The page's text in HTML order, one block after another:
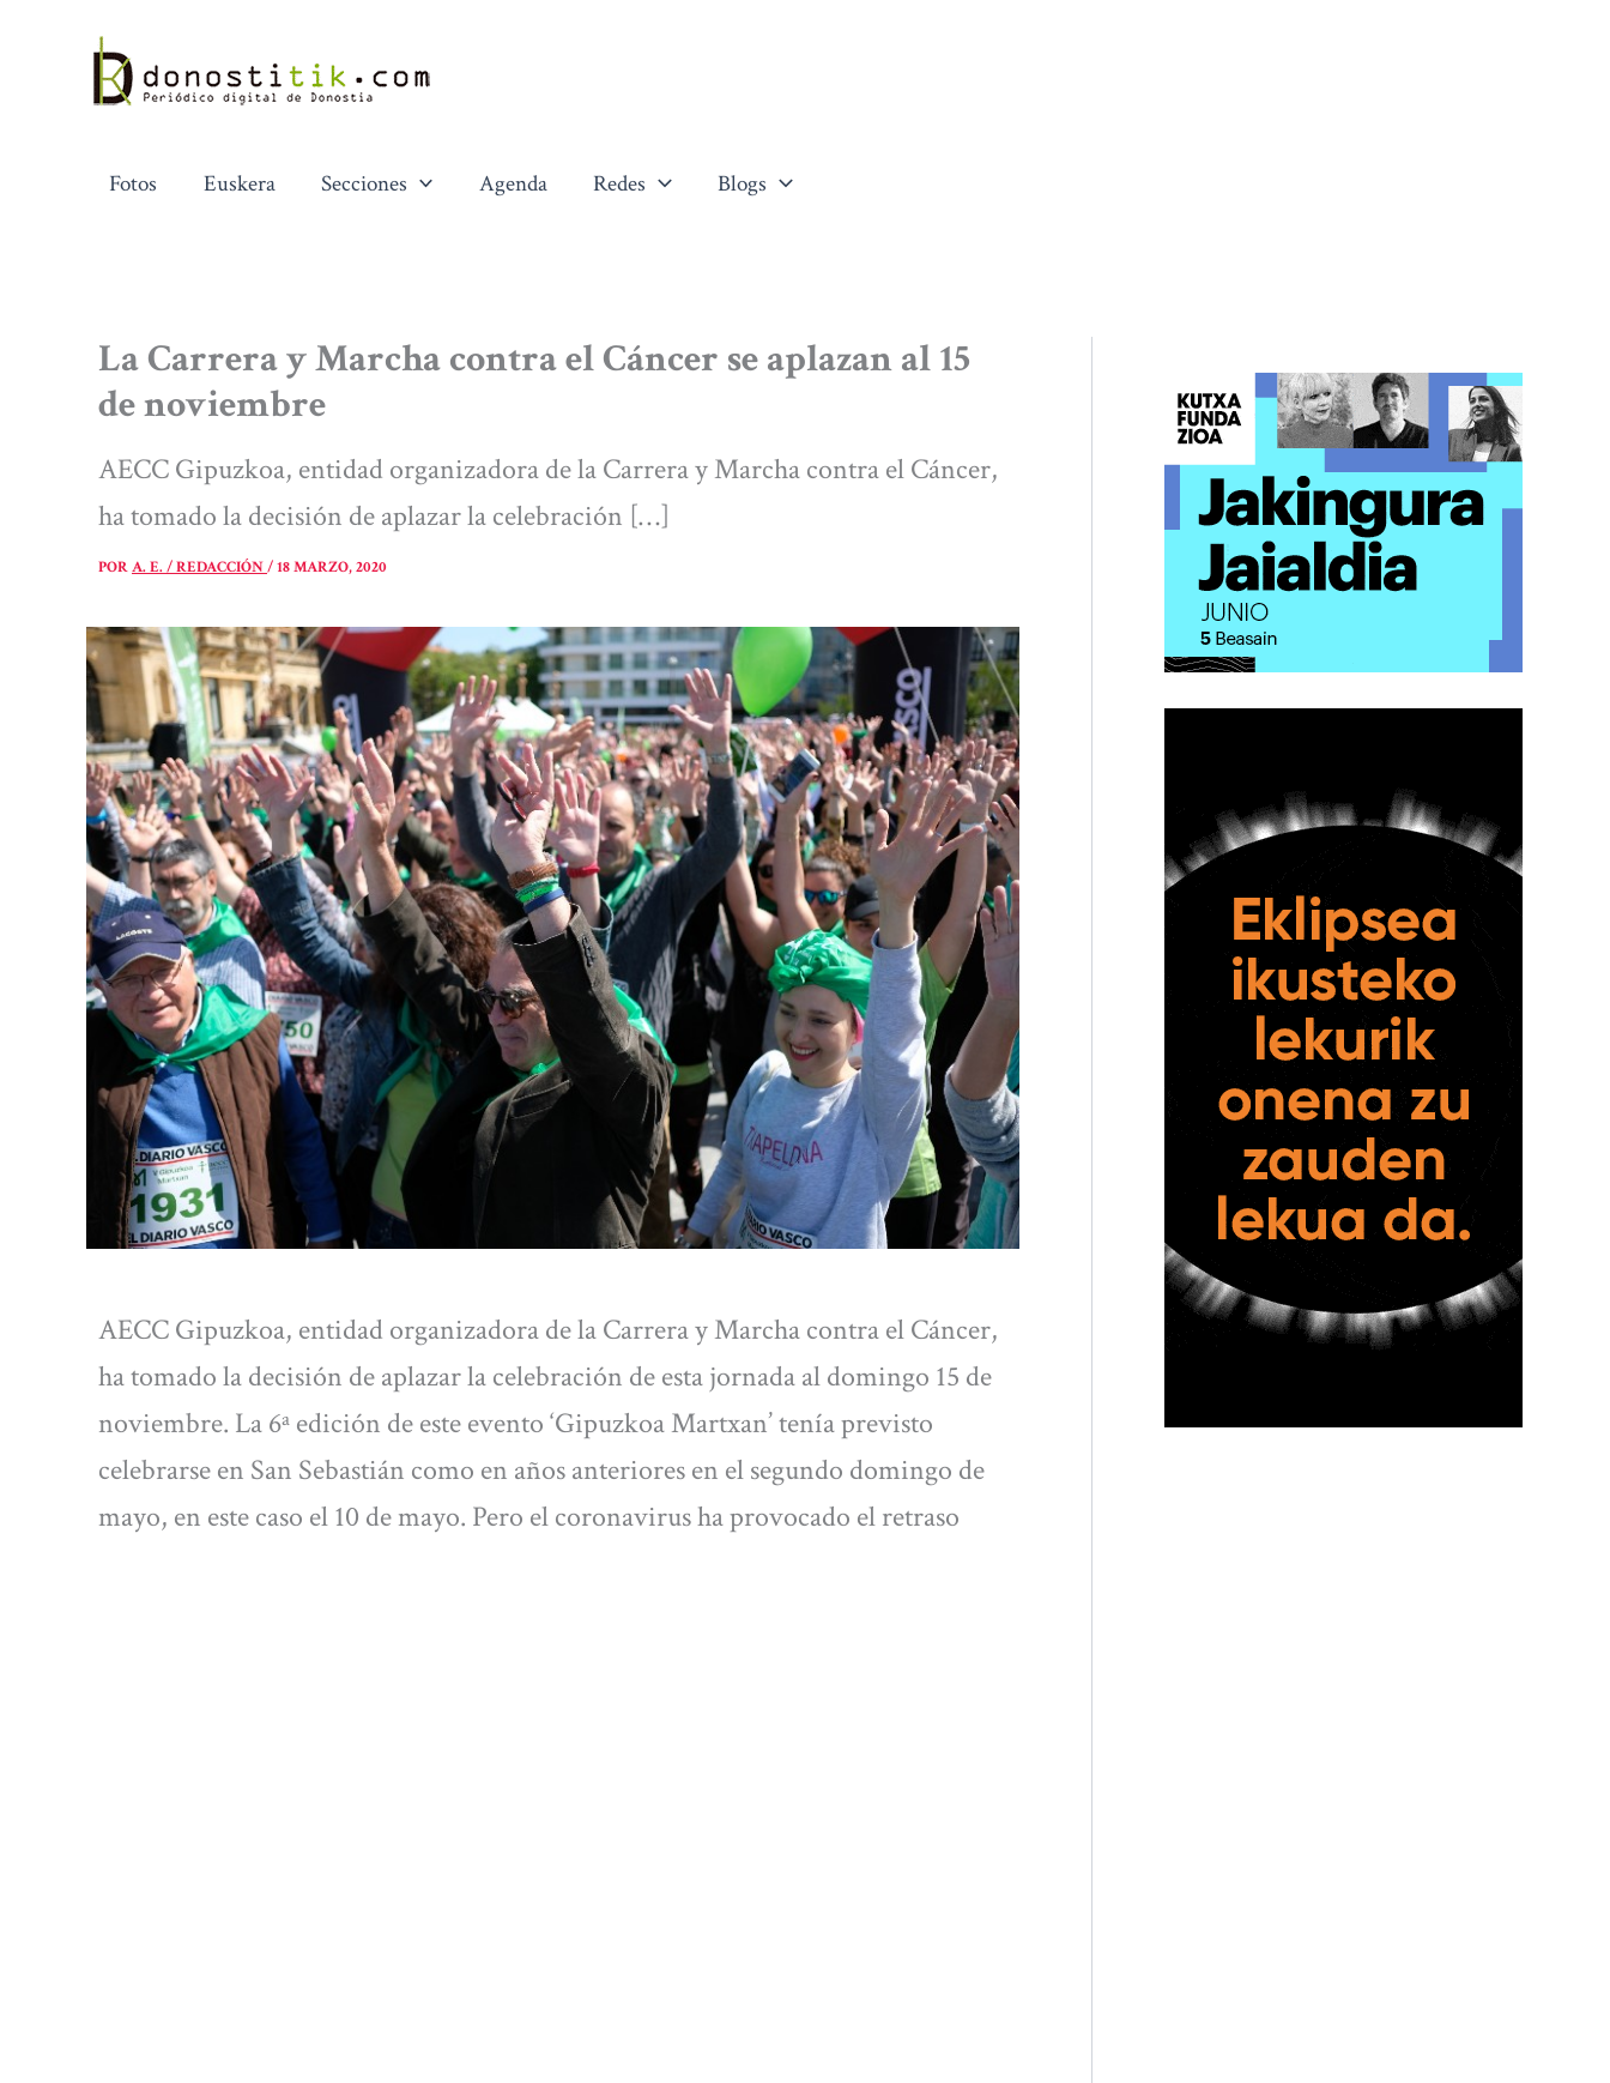
contenido
Fotos Euskera Secciones Agenda Redes Blogs
La Carrera y Marcha contra el Cáncer se aplazan al 15
de noviembre
AECC Gipuzkoa, entidad organizadora de la Carrera y Marcha contra el Cáncer,
ha tomado la decisión de aplazar la celebración […]
PORA. E. / REDACCIÓN/18 MARZO, 2020
AECC Gipuzkoa, entidad organizadora de la Carrera y Marcha contra el Cáncer,
ha tomado la decisión de aplazar la celebración de esta jornada al domingo 15 de
noviembre. La 6ª edición de este evento ‘Gipuzkoa Martxan’ tenía previsto
celebrarse en San Sebastián como en años anteriores en el segundo domingo de
mayo, en este caso el 10 de mayo. Pero el coronavirus ha provocado el retraso